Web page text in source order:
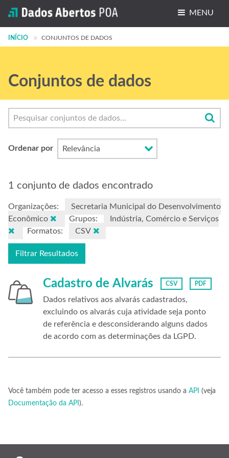
MENU
Conjuntos de dados
Grupos
Sobre
INÍCIO CONJUNTOS DE DADOS
Conjuntos de dados
Ordenar por
1 conjunto de dados encontrado
Organizações:
Secretaria Municipal do Desenvolvimento
Econômico
Grupos:
Indústria, Comércio e Serviços
Formatos:
CSV
Filtrar Resultados
Cadastro de Alvarás CSV PDF
Dados relativos aos alvarás cadastrados,
excluindo os alvarás cuja atividade seja ponto
de referência e desconsiderando alguns dados
de acordo com as determinações da LGPD.
Você também pode ter acesso a esses registros usando a API (veja
Documentação da API ).